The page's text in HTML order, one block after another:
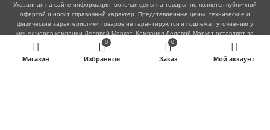
Указанная на сайте информация, включая цены на товары, не является публичной
офертой и носит справочный характер. Представленные цены, технические и
физические характеристики товаров не гарантируются и подлежат уточнению у
менеджеров компании Деловой Маркет. Компания Деловой Маркет оставляет за
собой право изменять указанные цены, технические и физические характеристики,
представленные на сайте, без предварительного оповещения посетителей сайта.
Персональные данные посетителей сайта обрабатываются в соответствии с
Магазин
0
Избранное
0
Заказ Мой аккаунт